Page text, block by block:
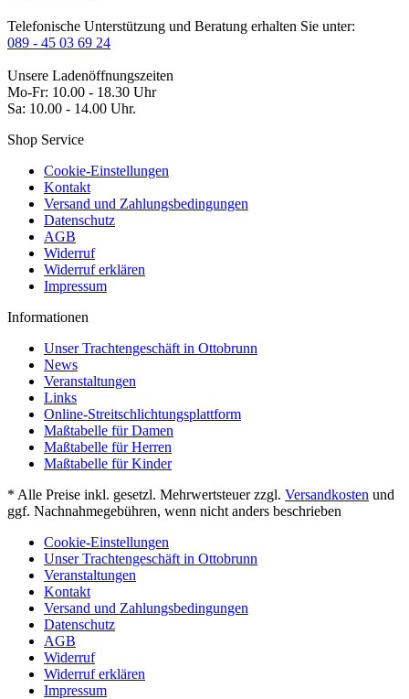
Telefonische Unterstützung und Beratung erhalten Sie unter:
089 - 45 03 69 24
Unsere Ladenöffnungszeiten
Mo-Fr: 10.00 - 18.30 Uhr
Sa: 10.00 - 14.00 Uhr.
Shop Service
Cookie-Einstellungen
Kontakt
Versand und Zahlungsbedingungen
Datenschutz
AGB
Widerruf
Widerruf erklären
Impressum
Informationen
Unser Trachtengeschäft in Ottobrunn
News
Veranstaltungen
Links
Online-Streitschlichtungsplattform
Maßtabelle für Damen
Maßtabelle für Herren
Maßtabelle für Kinder
* Alle Preise inkl. gesetzl. Mehrwertsteuer zzgl. Versandkosten und
ggf. Nachnahmegebühren, wenn nicht anders beschrieben
Cookie-Einstellungen
Unser Trachtengeschäft in Ottobrunn
Veranstaltungen
Kontakt
Versand und Zahlungsbedingungen
Datenschutz
AGB
Widerruf
Widerruf erklären
Impressum